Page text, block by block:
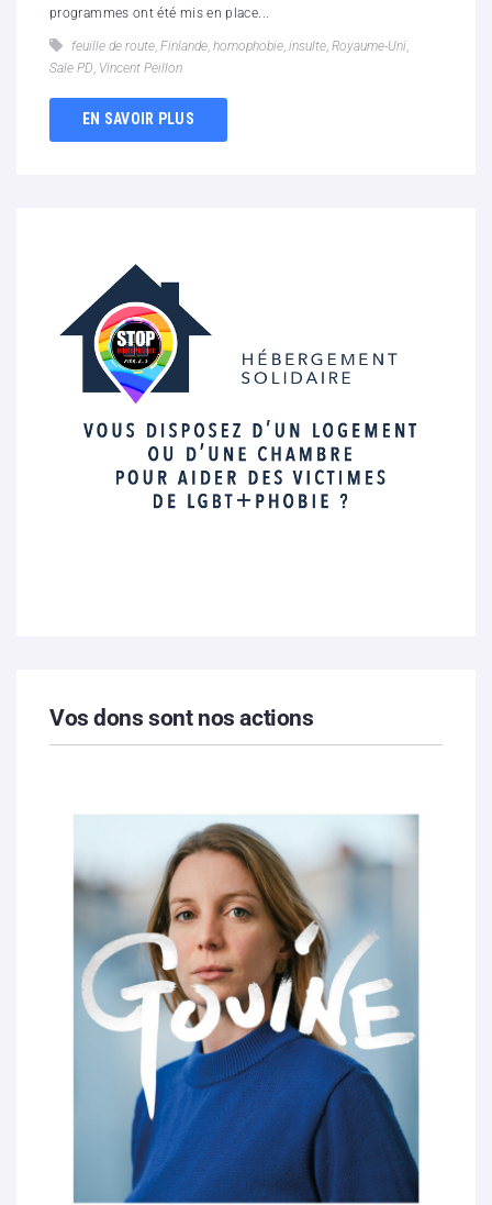
programmes ont été mis en place...
feuille de route Finlande homophobie insulte Royaume-Uni
Sale PD Vincent Peillon
EN SAVOIR PLUS
Vos dons sont nos actions